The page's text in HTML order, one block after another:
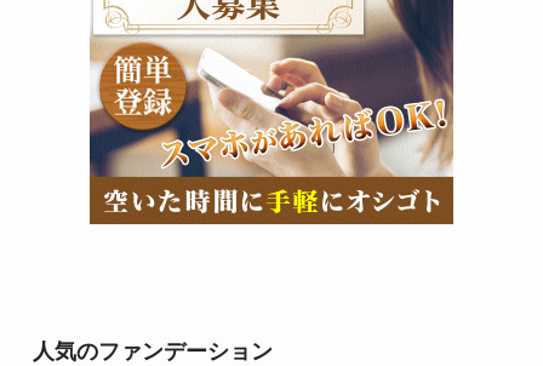
人気のファンデーション